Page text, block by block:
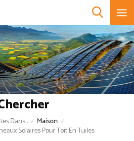
Dans : / Maison /
Solaires Pour Toit En Tuiles